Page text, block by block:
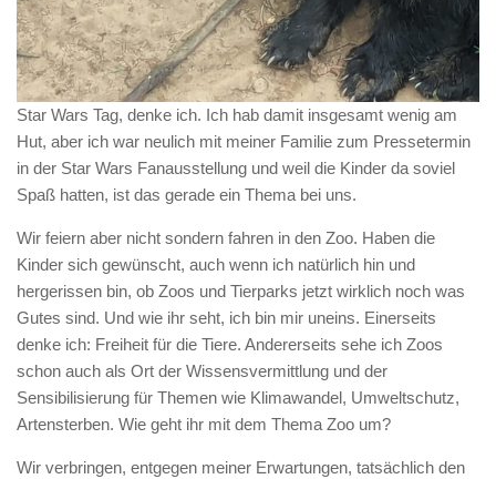
Star Wars Tag, denke ich. Ich hab damit insgesamt wenig am
Hut, aber ich war neulich mit meiner Familie zum Pressetermin
in der Star Wars Fanausstellung und weil die Kinder da soviel
Spaß hatten, ist das gerade ein Thema bei uns.
Wir feiern aber nicht sondern fahren in den Zoo. Haben die
Kinder sich gewünscht, auch wenn ich natürlich hin und
hergerissen bin, ob Zoos und Tierparks jetzt wirklich noch was
Gutes sind. Und wie ihr seht, ich bin mir uneins. Einerseits
denke ich: Freiheit für die Tiere. Andererseits sehe ich Zoos
schon auch als Ort der Wissensvermittlung und der
Sensibilisierung für Themen wie Klimawandel, Umweltschutz,
Artensterben. Wie geht ihr mit dem Thema Zoo um?
Wir verbringen, entgegen meiner Erwartungen, tatsächlich den